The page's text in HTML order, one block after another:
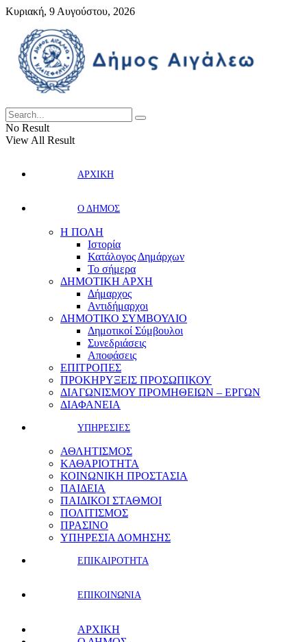
Κυριακή, 9 Αυγούστου, 2026
No Result
View All Result
ΑΡΧΙΚΗ
Ο ΔΗΜΟΣ
Η ΠΟΛΗ
Ιστορία
Κατάλογος Δημάρχων
Το σήμερα
ΔΗΜΟΤΙΚΗ ΑΡΧΗ
Δήμαρχος
Αντιδήμαρχοι
ΔΗΜΟΤΙΚΟ ΣΥΜΒΟΥΛΙΟ
Δημοτικοί Σύμβουλοι
Συνεδριάσεις
Αποφάσεις
ΕΠΙΤΡΟΠΕΣ
ΠΡΟΚΗΡΥΞΕΙΣ ΠΡΟΣΩΠΙΚΟΥ
ΔΙΑΓΩΝΙΣΜΟΥ ΠΡΟΜΗΘΕΙΩΝ – ΕΡΓΩΝ
ΔΙΑΦΑΝΕΙΑ
ΥΠΗΡΕΣΙΕΣ
ΑΘΛΗΤΙΣΜΟΣ
ΚΑΘΑΡΙΟΤΗΤΑ
ΚΟΙΝΩΝΙΚΗ ΠΡΟΣΤΑΣΙΑ
ΠΑΙΔΕΙΑ
ΠΑΙΔΙΚΟΙ ΣΤΑΘΜΟΙ
ΠΟΛΙΤΙΣΜΟΣ
ΠΡΑΣΙΝΟ
ΥΠΗΡΕΣΙΑ ΔΟΜΗΣΗΣ
ΕΠΙΚΑΙΡΟΤΗΤΑ
ΕΠΙΚΟΙΝΩΝΙΑ
ΑΡΧΙΚΗ